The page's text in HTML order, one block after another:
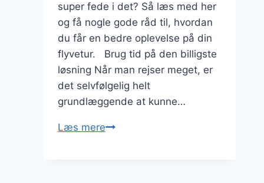
super fede i det? Så læs med her
og få nogle gode råd til, hvordan
du får en bedre oplevelse på din
flyvetur. Brug tid på den billigste
løsning Når man rejser meget, er
det selvfølgelig helt
grundlæggende at kunne…
Læs mereSkal